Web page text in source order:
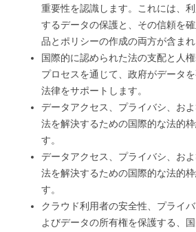
重要性を認識します。これには、
するデータの保護と、その信頼を
品とポリシーの作成の両方が含まれ
国際的に認められた法の支配と人
プロセスを通じて、政府がデータ
法律をサポートします。
データアクセス、プライバシ、お
法を解決するための国際的な法的
す。
データアクセス、プライバシ、お
法を解決するための国際的な法的
す。
クラウド利用者の安全性、プライ
よびデータの所有権を保護する、